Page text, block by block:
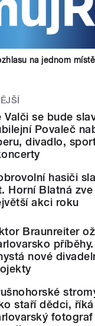
na jednom místě
Valči se bude
Povaleč
divadlo,
hasiči
Horní Blatná zve
akci roku
Braunreiter
příběhy.
nové
staří dědci, říká